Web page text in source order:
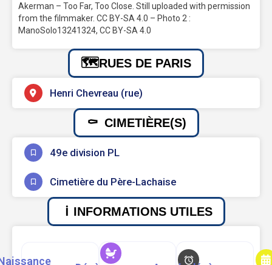
Akerman – Too Far, Too Close. Still uploaded with permission
from the filmmaker. CC BY-SA 4.0 – Photo 2 :
ManoSolo13241324, CC BY-SA 4.0
RUES DE PARIS
Henri Chevreau (rue)
CIMETIÈRE(S)
49e division PL
Cimetière du Père-Lachaise
INFORMATIONS UTILES